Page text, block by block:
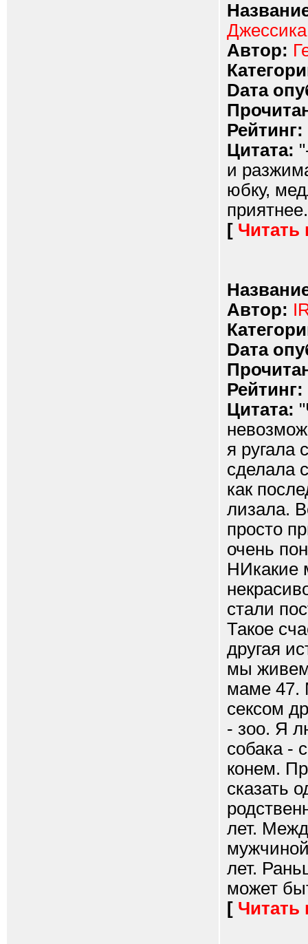
Автор:
Dата
Рейтинг:
Цитата:
и
юбку,
[ Читать
Автор:
Dата
Рейтинг:
Цитата:
я ругала
сделала
как
лизала.
просто
очень
НИкакие
стали
Такое
другая
мы живем
маме 47.
сексом
- зоо. Я
собака -
конем.
сказать
лет.
лет.
может
[ Читать